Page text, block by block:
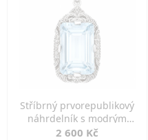
Stříbrný prvorepublikový
náhrdelník s modrým
spinelem
2 600 Kč